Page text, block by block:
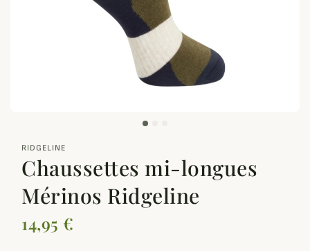
RIDGELINE
Chaussettes mi-longues
Mérinos Ridgeline
14,95 €